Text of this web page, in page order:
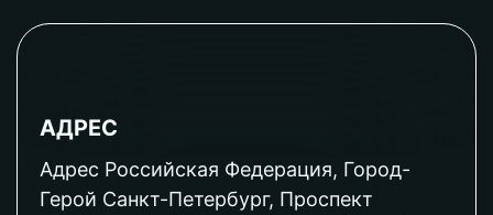
АДРЕС
Адрес Российская Федерация, Город-
Герой Санкт-Петербург, Проспект